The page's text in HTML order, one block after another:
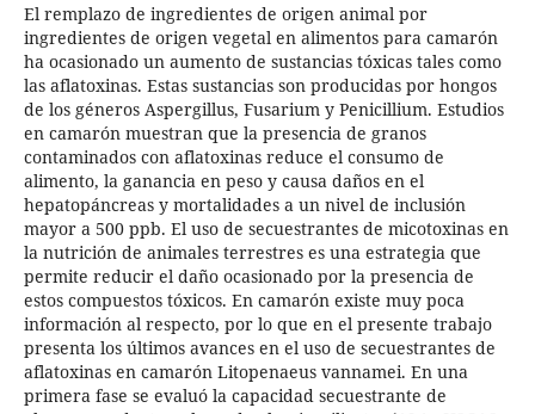
El remplazo de ingredientes de origen animal por
ingredientes de origen vegetal en alimentos para camarón
ha ocasionado un aumento de sustancias tóxicas tales como
las aflatoxinas. Estas sustancias son producidas por hongos
de los géneros Aspergillus, Fusarium y Penicillium. Estudios
en camarón muestran que la presencia de granos
contaminados con aflatoxinas reduce el consumo de
alimento, la ganancia en peso y causa daños en el
hepatopáncreas y mortalidades a un nivel de inclusión
mayor a 500 ppb. El uso de secuestrantes de micotoxinas en
la nutrición de animales terrestres es una estrategia que
permite reducir el daño ocasionado por la presencia de
estos compuestos tóxicos. En camarón existe muy poca
información al respecto, por lo que en el presente trabajo
presenta los últimos avances en el uso de secuestrantes de
aflatoxinas en camarón Litopenaeus vannamei. En una
primera fase se evaluó la capacidad secuestrante de